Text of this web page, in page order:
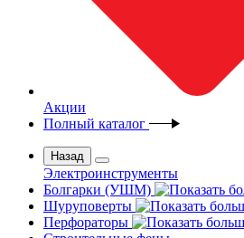
Акции
Полный каталог
Назад
Электроинструменты
Болгарки (УШМ)
Шуруповерты
Перфораторы